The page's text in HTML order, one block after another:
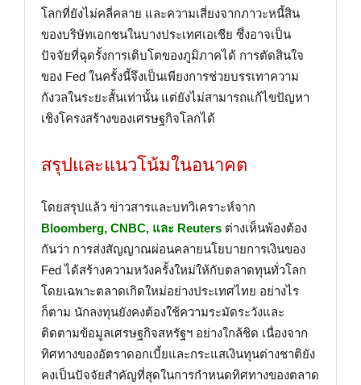
โลกที่ยังไม่คลี่คลาย และความเสี่ยงจากภาวะหนี้สิน
ของบริษัทเอกชนในบางประเทศเอเชีย ซึ่งอาจเป็น
ปัจจัยที่ฉุดรั้งการเติบโตของภูมิภาคได้ การตัดสินใจ
ของ Fed ในครั้งนี้จึงเป็นเพียงการช่วยบรรเทาความ
กังวลในระยะสั้นเท่านั้น แต่ยังไม่สามารถแก้ไขปัญหา
เชิงโครงสร้างของเศรษฐกิจโลกได้
สรุปและแนวโน้มในอนาคต
โดยสรุปแล้ว ข่าวสารและบทวิเคราะห์จาก
Bloomberg, CNBC, และ Reuters ต่างเห็นพ้องต้อง
กันว่า การส่งสัญญาณผ่อนคลายนโยบายการเงินของ
Fed ได้สร้างความหวังครั้งใหม่ให้กับตลาดทุนทั่วโลก
โดยเฉพาะตลาดเกิดใหม่อย่างประเทศไทย อย่างไร
ก็ตาม นักลงทุนยังคงต้องใช้ความระมัดระวังและ
ติดตามข้อมูลเศรษฐกิจสหรัฐฯ อย่างใกล้ชิด เนื่องจาก
ทิศทางของอัตราดอกเบี้ยและกระแสเงินทุนต่างชาติยัง
คงเป็นปัจจัยสำคัญที่สุดในการกำหนดทิศทางของตลาด